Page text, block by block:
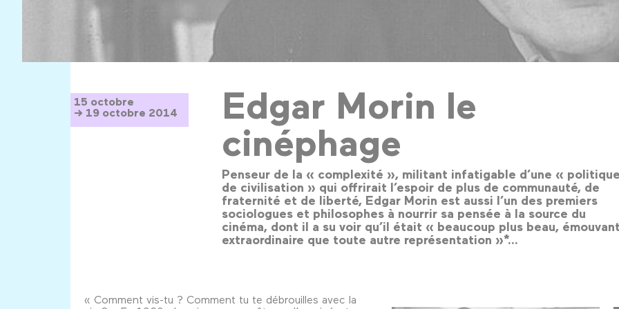
15 octobre
→ 19 octobre 2014
Edgar Morin le
cinéphage
Penseur de la « complexité », militant infatigable d’une «
de civilisation » qui offrirait l’espoir de plus de communauté, de
fraternité et de liberté, Edgar Morin est aussi l’un des premiers
sociologues et philosophes à nourrir sa pensée à la source du
cinéma, dont il a su voir qu’il était « beaucoup plus beau,
extraordinaire que toute autre représentation »*…
« Comment vis-tu ? Comment tu te débrouilles avec la